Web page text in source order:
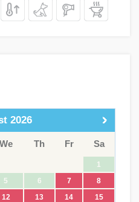
2026
We Th Fr Sa
1
5 6 7
8
12 13 14
15